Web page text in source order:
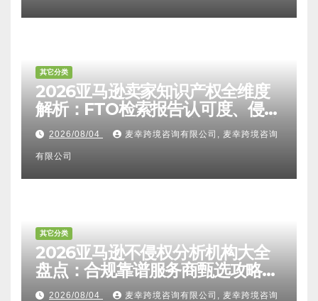
其它分类
2026亚马逊卖家知识产权全维度
解析：FTO检索报告认可度、侵权
比对区别、TRO应诉方法及服务商
甄选避坑全攻略
2026/08/04 麦幸跨境咨询有限公司, 麦幸跨境咨询
有限公司
其它分类
2026亚马逊不侵权分析机构大全
盘点：合规靠谱服务商甄选攻略、
避坑FAQ及标杆机构实力详解
2026/08/04 麦幸跨境咨询有限公司, 麦幸跨境咨询